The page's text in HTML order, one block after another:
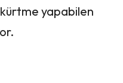
yapabilen